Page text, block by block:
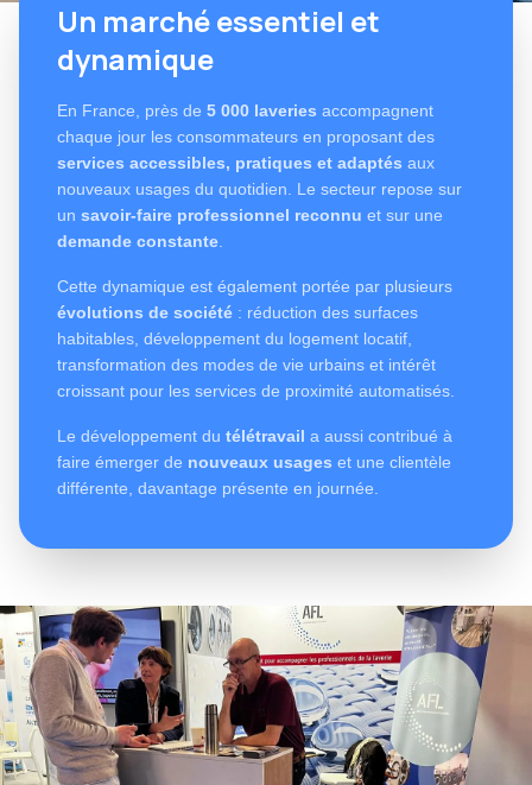
Un marché essentiel et
dynamique
En France, près de 5 000 laveries accompagnent
chaque jour les consommateurs en proposant des
services accessibles, pratiques et adaptés aux
nouveaux usages du quotidien. Le secteur repose sur
un savoir-faire professionnel reconnu et sur une
demande constante
Cette dynamique est également portée par plusieurs
évolutions de société : réduction des surfaces
habitables, développement du logement locatif,
transformation des modes de vie urbains et intérêt
croissant pour les services de proximité automatisés.
Le développement du télétravail a aussi contribué à
faire émerger de nouveaux usages et une clientèle
différente, davantage présente en journée.